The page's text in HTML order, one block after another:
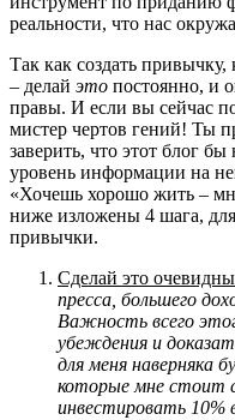
реальности, что нас
Так как создать
– делай это постоянно, и
правы. И если вы сейчас
мистер чертов гений! Ты
заверить, что этот блог
уровень информации на
«Хочешь хорошо жить –
ниже изложены 4 шага,
привычки.
Сделай это
пресса, большего
Важность всего
убеждения и
для меня наверняка
которые мне стоит
инвестировать 10%